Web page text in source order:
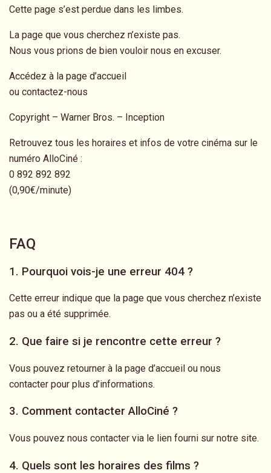
Cette page s’est perdue dans les limbes.
La page que vous cherchez n’existe pas.
Nous vous prions de bien vouloir nous en excuser.
Accédez à la page d’accueil
ou contactez-nous
Copyright – Warner Bros. – Inception
Retrouvez tous les horaires et infos de votre cinéma sur le
numéro AlloCiné :
0 892 892 892
(0,90€/minute)
FAQ
1. Pourquoi vois-je une erreur 404 ?
Cette erreur indique que la page que vous cherchez n’existe
pas ou a été supprimée.
2. Que faire si je rencontre cette erreur ?
Vous pouvez retourner à la page d’accueil ou nous
contacter pour plus d’informations.
3. Comment contacter AlloCiné ?
Vous pouvez nous contacter via le lien fourni sur notre site.
4. Quels sont les horaires des films ?